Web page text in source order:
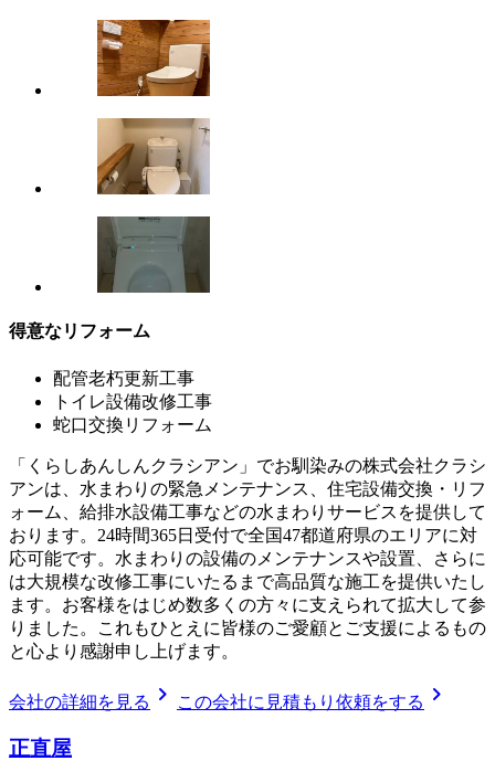
得意なリフォーム
配管老朽更新工事
トイレ設備改修工事
蛇口交換リフォーム
「くらしあんしんクラシアン」でお馴染みの株式会社クラシ
アンは、水まわりの緊急メンテナンス、住宅設備交換・リフ
ォーム、給排水設備工事などの水まわりサービスを提供して
おります。24時間365日受付で全国47都道府県のエリアに対
応可能です。水まわりの設備のメンテナンスや設置、さらに
は大規模な改修工事にいたるまで高品質な施工を提供いたし
ます。お客様をはじめ数多くの方々に支えられて拡大して参
りました。これもひとえに皆様のご愛顧とご支援によるもの
と心より感謝申し上げます。
会社の詳細を見る chevron_right この会社に見積もり依頼をする chevron_right
正直屋